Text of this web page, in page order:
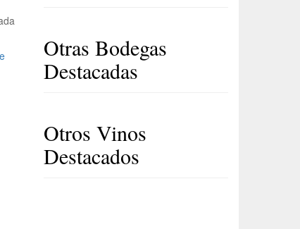
Otras Bodegas
Destacadas
Otros Vinos
Destacados